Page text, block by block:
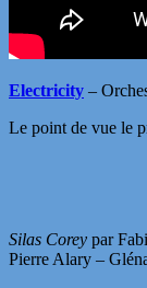
Electricity –
Le point de vue le
Silas Corey par
Pierre Alary –